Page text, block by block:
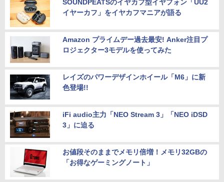
SOUNDPEATSのイヤカフ型イヤフォン「UU2
イヤーカフ」をイヤカフマニアが語る
Amazon プライムデー過去最安! Anker注目プ
ロジェクター3モデルを使ってみた
レイズのパワーデザインホイール「M6」に新
色登場!!
iFi audio主力「NEO Stream 3」「NEO iDSD
3」に迫る
お値段そのままでメモリ倍増！メモリ32GBの
「お得なゲーミングノート」